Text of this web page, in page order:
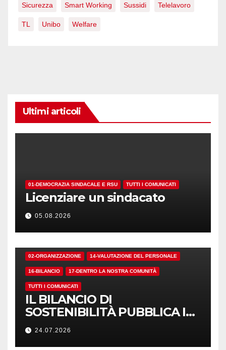
Sicurezza Smart Working Sussidi Telelavoro
TL Unibo Welfare
Ultimi articoli
01-DEMOCRAZIA SINDACALE E RSU TUTTI I COMUNICATI
Licenziare un sindacato
05.08.2026
02-ORGANIZZAZIONE 14-VALUTAZIONE DEL PERSONALE
16-BILANCIO 17-DENTRO LA NOSTRA COMUNITÀ
TUTTI I COMUNICATI
IL BILANCIO DI
SOSTENIBILITÀ PUBBLICA I
NUMERI. MA I CRITERI?
24.07.2026